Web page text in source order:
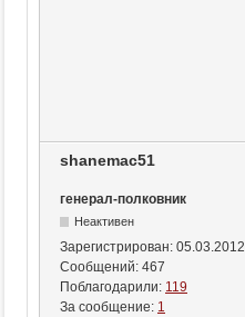
shanemac51
генерал-полковник
Неактивен
Зарегистрирован: 05.03.2012
Сообщений: 467
Поблагодарили: 119
За сообщение: 1